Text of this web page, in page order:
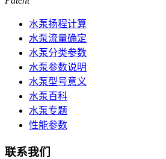
水泵扬程计算
水泵流量确定
水泵分类参数
水泵参数说明
水泵型号意义
水泵百科
水泵专题
性能参数
联系我们